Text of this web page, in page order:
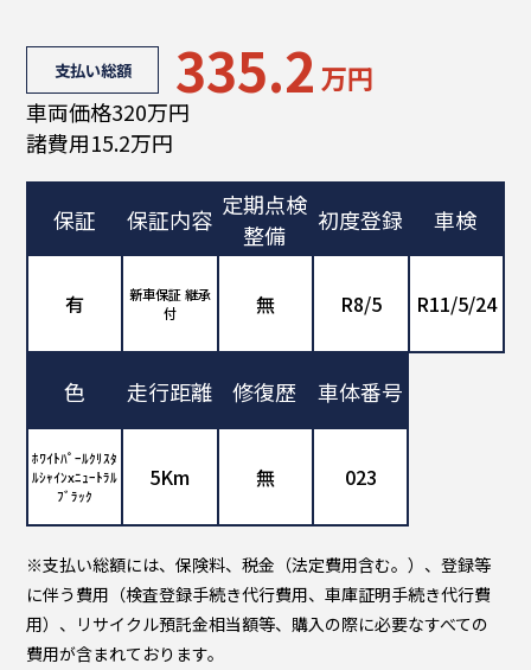
支払い総額 335.2 万円
車両価格320万円
諸費用15.2万円
保証
有
保証内容
新車保証 継承
付
定期点検
整備
無
初度登録
R8/5
車検
R11/5/24
色
ﾎﾜｲﾄﾊﾟｰﾙｸﾘｽﾀ
ﾙｼｬｲﾝxﾆｭｰﾄﾗﾙ
ﾌﾞﾗｯｸ
走行距離
5Km
修復歴
無
車体番号
023
※支払い総額には、保険料、税金（法定費用含む。）、登録等
に伴う費用（検査登録手続き代行費用、車庫証明手続き代行費
用）、リサイクル預託金相当額等、購入の際に必要なすべての
費用が含まれております。